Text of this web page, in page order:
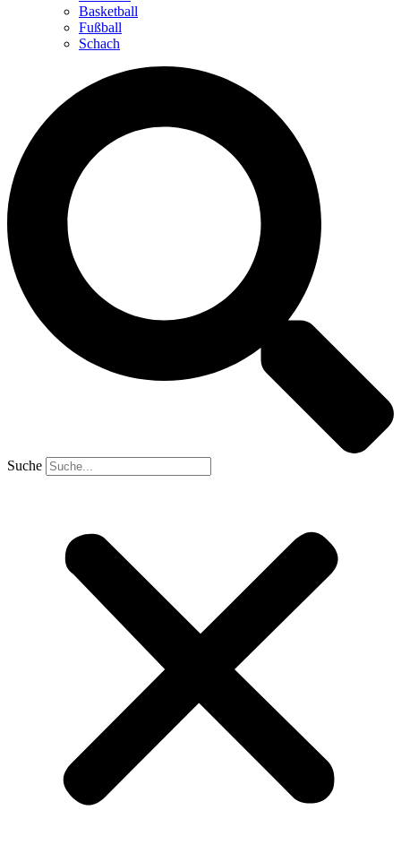
Basketball
Fußball
Schach
Suche